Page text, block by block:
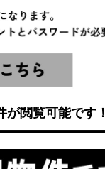
が閲覧可能です！